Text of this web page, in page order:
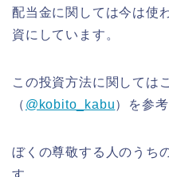
配当金に関しては今は使
資にしています。
この投資方法に関しては
（ @kobito_kabu）を参
ぼくの尊敬する人のうち